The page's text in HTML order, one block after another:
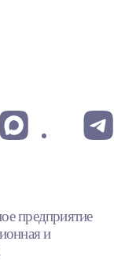
предприятие
и